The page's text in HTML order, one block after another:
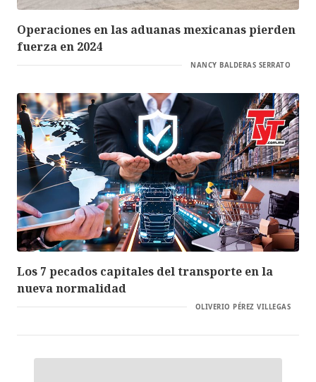
Operaciones en las aduanas mexicanas pierden
fuerza en 2024
NANCY BALDERAS SERRATO
Los 7 pecados capitales del transporte en la
nueva normalidad
OLIVERIO PÉREZ VILLEGAS